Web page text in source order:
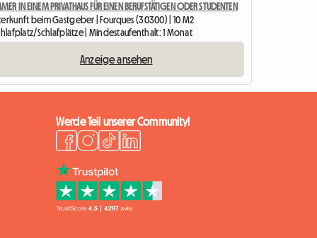
IN EINEM PRIVATHAUS FÜR EINEN BERUFSTÄTIGEN ODER STUDENTEN
beim Gastgeber | Fourques (30300) | 10 M2
Schlafplätze | Mindestaufenthalt: 1 Monat
Anzeige ansehen
Werde Teil unserer Community!